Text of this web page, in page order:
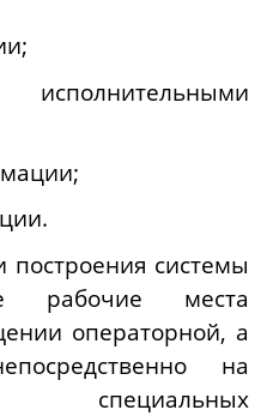
построения системы
рабочие места
операторной, а
на